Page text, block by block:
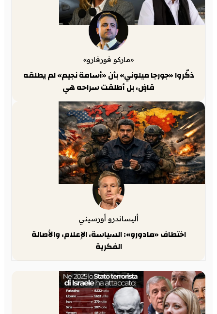
«ماركو فورفارو»
ذكّروا «جورجا ميلوني» بأن «أسامة نجيم» لم يطلقه
قاضٍ، بل أطلقت سراحه هي
أليساندرو أورسيني
اختطاف «مادورو»: السياسة، الإعلام، والأصالة
الفكرية